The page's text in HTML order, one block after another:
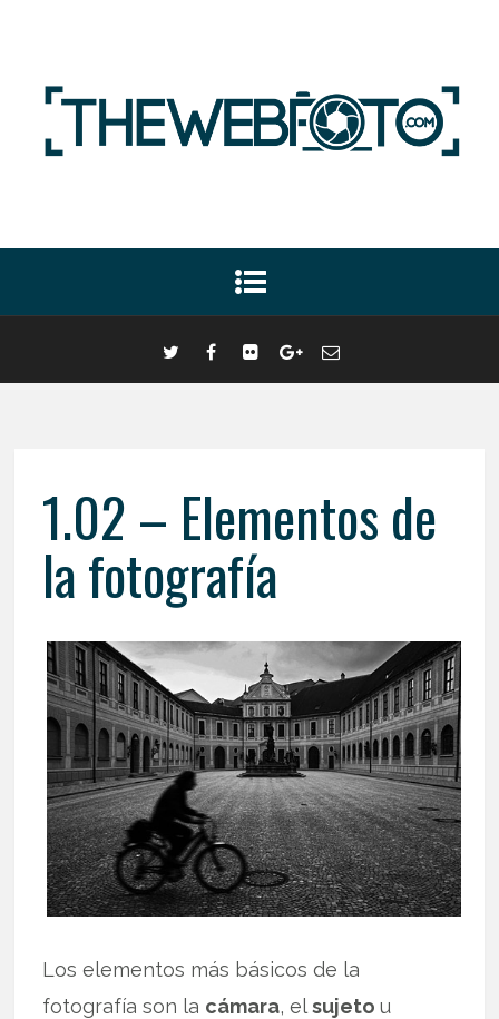
1.02 – Elementos de
la fotografía
Los elementos más básicos de la
fotografía son la cámara, elsujetou